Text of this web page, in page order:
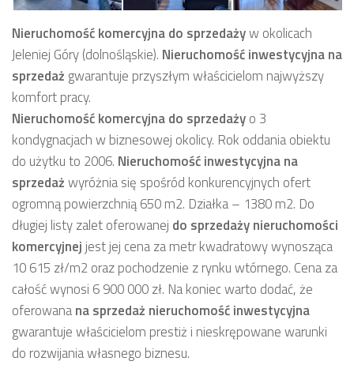
Nieruchomość komercyjnado sprzedażyw okolicach
Jeleniej Góry (dolnośląskie). Nieruchomość inwestycyjnana
sprzedaż gwarantuje przyszłym właścicielom najwyższy
komfort pracy.
Nieruchomość komercyjnado sprzedażyo 3
kondygnacjach w biznesowej okolicy. Rok oddania obiektu
do użytku to 2006. Nieruchomość inwestycyjnana
sprzedażwyróżnia się spośród konkurencyjnych ofert
ogromną powierzchnią 650 m2. Działka – 1380 m2. Do
długiej listy zalet oferowanej do sprzedażynieruchomości
komercyjnejjest jej cena za metr kwadratowy wynosząca
10 615 zł/m2 oraz pochodzenie z rynku wtórnego. Cena za
całość wynosi 6 900 000 zł. Na koniec warto dodać, że
oferowanana sprzedaż nieruchomość inwestycyjna
gwarantuje właścicielom prestiż i nieskrępowane warunki
do rozwijania własnego biznesu.